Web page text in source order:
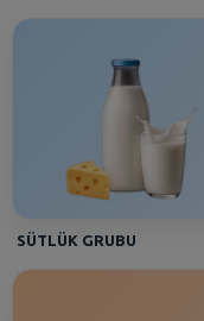
SÜTLÜK GRUBU